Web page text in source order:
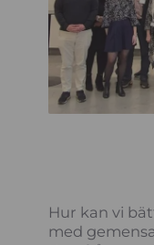
Hur kan vi
med